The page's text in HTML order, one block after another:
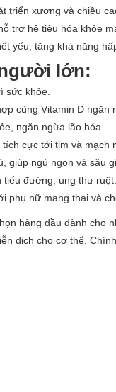
triển xương và chiều
trợ hệ tiêu hóa khỏe
yếu, tăng khả năng
lớn:
sức khỏe.
cùng Vitamin D
ngăn ngừa lão hóa.
cực tới tim và mạch
giúp ngủ ngon và sâu
tiểu đường, ung thư ruột.
phụ nữ mang thai và
hàng đầu dành cho
dịch cho cơ thể.